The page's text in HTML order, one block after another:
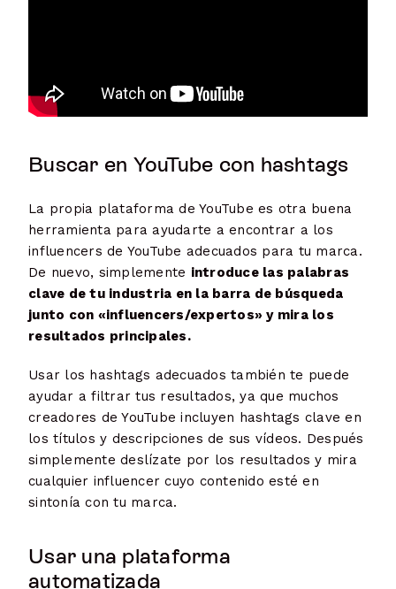
Buscar en YouTube con hashtags
La propia plataforma de YouTube es otra buena
herramienta para ayudarte a encontrar a los
influencers de YouTube adecuados para tu marca.
De nuevo, simplemente introduce las palabras
clave de tu industria en la barra de búsqueda
junto con «influencers/expertos» y mira los
resultados principales.
Usar los hashtags adecuados también te puede
ayudar a filtrar tus resultados, ya que muchos
creadores de YouTube incluyen hashtags clave en
los títulos y descripciones de sus vídeos. Después
simplemente deslízate por los resultados y mira
cualquier influencer cuyo contenido esté en
sintonía con tu marca.
Usar una plataforma
automatizada